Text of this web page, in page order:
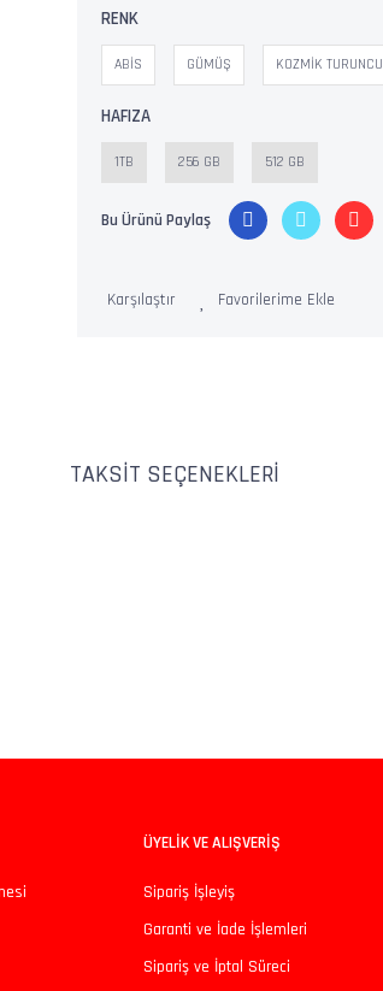
RENK
ABİS GÜMÜŞ KOZMİK TURUNCU
HAFIZA
1TB 256 GB 512 GB
Bu Ürünü Paylaş
Karşılaştır
TAKSIT SEÇENEKLERI
ÜYELİK VE ALIŞVERİŞ
Sipariş İşleyiş
Garanti ve İade İşlemleri
Sipariş ve İptal Süreci